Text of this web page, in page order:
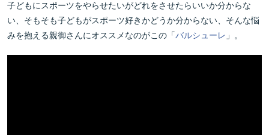
子どもにスポーツをやらせたいがどれをさせたらいいか分からな
い、そもそも子どもがスポーツ好きかどうか分からない、そんな悩
みを抱える親御さんにオススメなのがこの「バルシューレ 」。